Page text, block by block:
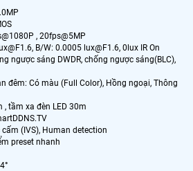
, 20fps@5MP
B/W: 0.0005 lux@F1.6, 0lux IR On
ngược sáng DWDR, chống ngược sáng(BLC),
đêm: Có màu (Full Color), Hồng ngoại, Thông
, tầm xa đèn LED 30m
(IVS), Human detection
preset nhanh